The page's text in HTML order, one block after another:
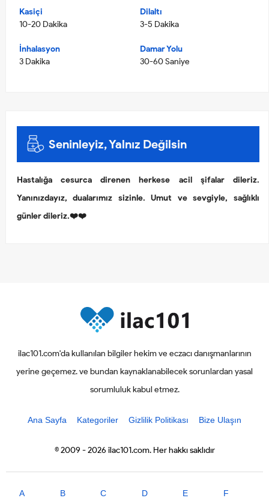
Kasiçi
10-20 Dakika
Dilaltı
3-5 Dakika
İnhalasyon
3 Dakika
Damar Yolu
30-60 Saniye
Seninleyiz, Yalnız Değilsin
Hastalığa cesurca direnen herkese acil şifalar dileriz.
Yanınızdayız, dualarımız sizinle. Umut ve sevgiyle, sağlıklı
günler dileriz.❤️❤️
ilac101.com'da kullanılan bilgiler hekim ve eczacı danışmanlarının
yerine geçemez. ve bundan kaynaklanabilecek sorunlardan yasal
sorumluluk kabul etmez.
Ana Sayfa Kategoriler Gizlilik Politikası Bize Ulaşın
© 2009 - 2026 ilac101.com. Her hakkı saklıdır
A B C D E F